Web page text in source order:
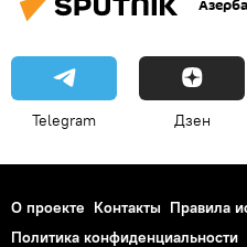
Telegram Дзен
О проекте Контакты Правила
Политика конфиденциальности